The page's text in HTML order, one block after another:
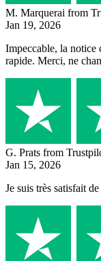
M. Marquerai from
Jan 19, 2026
Impeccable, la notice
rapide. Merci, ne
G. Prats from
Jan 15, 2026
Je suis très satisfait